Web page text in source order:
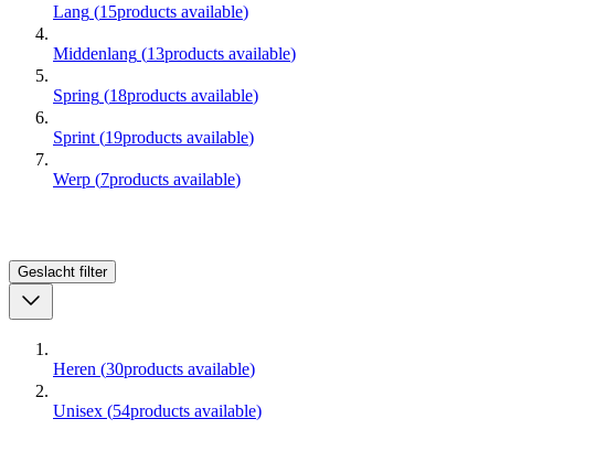
Lang (15products available)
Middenlang (13products available)
Spring (18products available)
Sprint (19products available)
Werp (7products available)
Geslacht filter
Heren (30products available)
Unisex (54products available)